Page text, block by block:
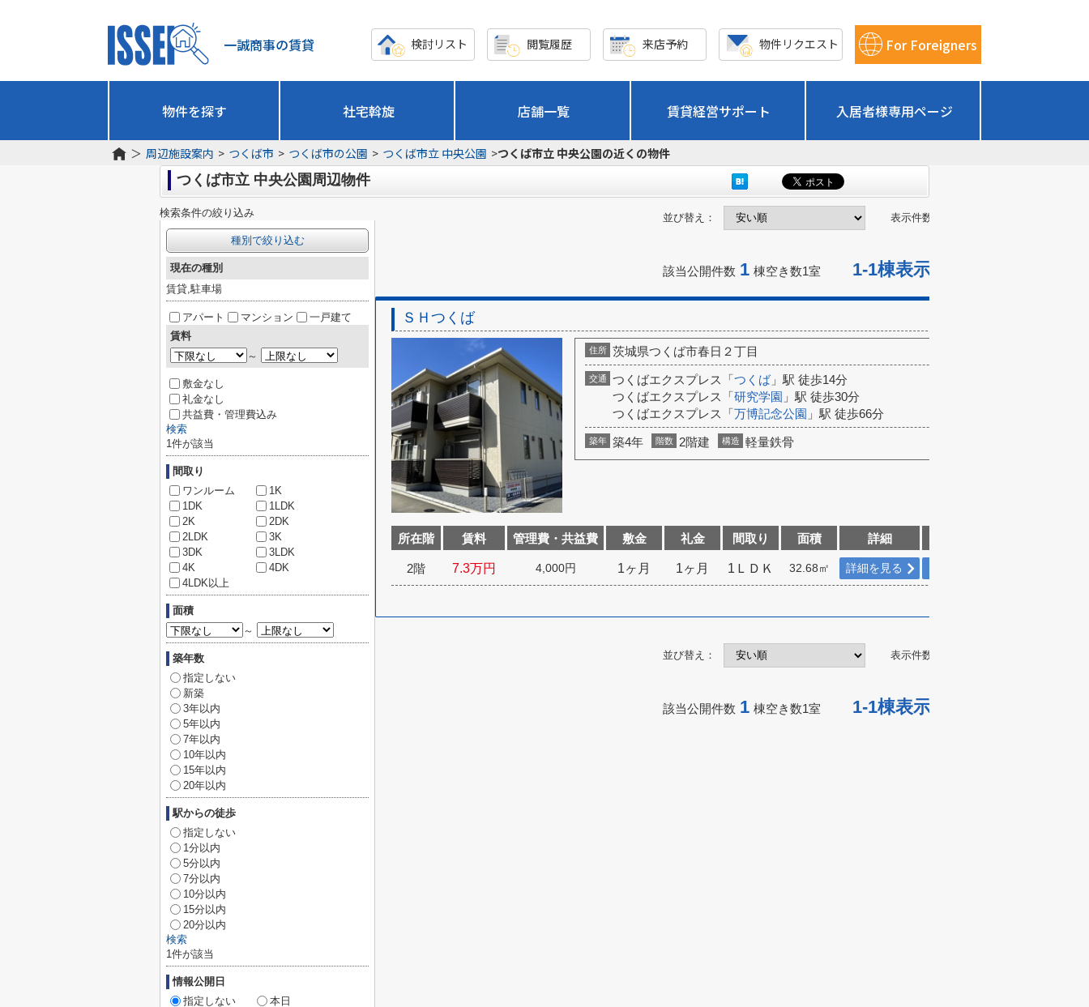
一誠商事の賃貸 検討リスト 閲覧履歴 来店予約 物件リクエスト For Foreigners
物件を探す 社宅斡旋 店舗一覧 賃貸経営サポート 入居者様専用ページ
＞ 周辺施設案内 > つくば市 > つくば市の公園 > つくば市立 中央公園 >つくば市立 中央公園の近くの物件
つくば市立 中央公園周辺物件
検索条件の絞り込み
種別で絞り込む
現在の種別
賃貸,駐車場
アパート マンション
一戸建て
賃料
～
敷金なし
礼金なし
共益費・管理費込み
検索
1件が該当
間取り
ワンルーム
1K
1DK
1LDK
2K
2DK
2LDK
3K
3DK
3LDK
4K
4DK
4LDK以上
面積
～
築年数
指定しない
新築
3年以内
5年以内
7年以内
10年以内
15年以内
20年以内
駅からの徒歩
指定しない
1分以内
5分以内
7分以内
10分以内
15分以内
20分以内
検索
1件が該当
情報公開日
指定しない
本日
並び替え： 表示件数：
該当公開件数 1 棟空き数1室 1-1棟表示
ＳＨつくば
住所 茨城県つくば市春日２丁目
交通 つくばエクスプレス「つくば」駅 徒歩14分
つくばエクスプレス「研究学園 」駅 徒歩30分
つくばエクスプレス「万博記念公園 」駅 徒歩66分
築年 築4年 階数 2階建 構造 軽量鉄骨
所在階 賃料 管理費・共益費 敷金 礼金 間取り 面積 詳細
2階 7.3万円 4,000円 1ヶ月 1ヶ月 1ＬＤＫ 32.68㎡ 詳細を見る
並び替え： 表示件数：
該当公開件数 1 棟空き数1室 1-1棟表示